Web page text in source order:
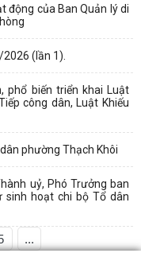
động của Ban Quản lý di
(lần 1).
phổ biến triển khai Luật
công dân, Luật Khiếu
phường Thạch Khôi
uỷ, Phó Trưởng ban
sinh hoạt chi bộ Tổ dân
...